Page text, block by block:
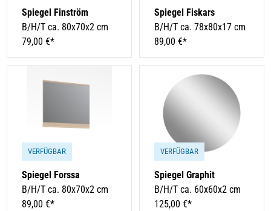
Spiegel Finström
B/H/T ca. 80x70x2 cm
79,00 €*
Spiegel Fiskars
B/H/T ca. 78x80x17 cm
89,00 €*
VERFÜGBAR
Spiegel Forssa
B/H/T ca. 80x70x2 cm
89,00 €*
VERFÜGBAR
Spiegel Graphit
B/H/T ca. 60x60x2 cm
125,00 €*